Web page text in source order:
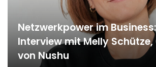
Netzwerkpower im
Interview mit Melly
von Nushu